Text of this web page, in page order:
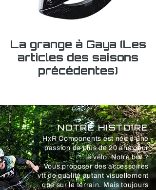
La grange à Gaya (Les
articles des saisons
précédentes)
NOTRE HISTOIRE
HxR Components est née d’une
passion de plus de 20 anspour
le vélo. Notre but ?
Vousproposer des accessoires
vtt de qualité autant visuellement
que sur le terrain. Mais toujours